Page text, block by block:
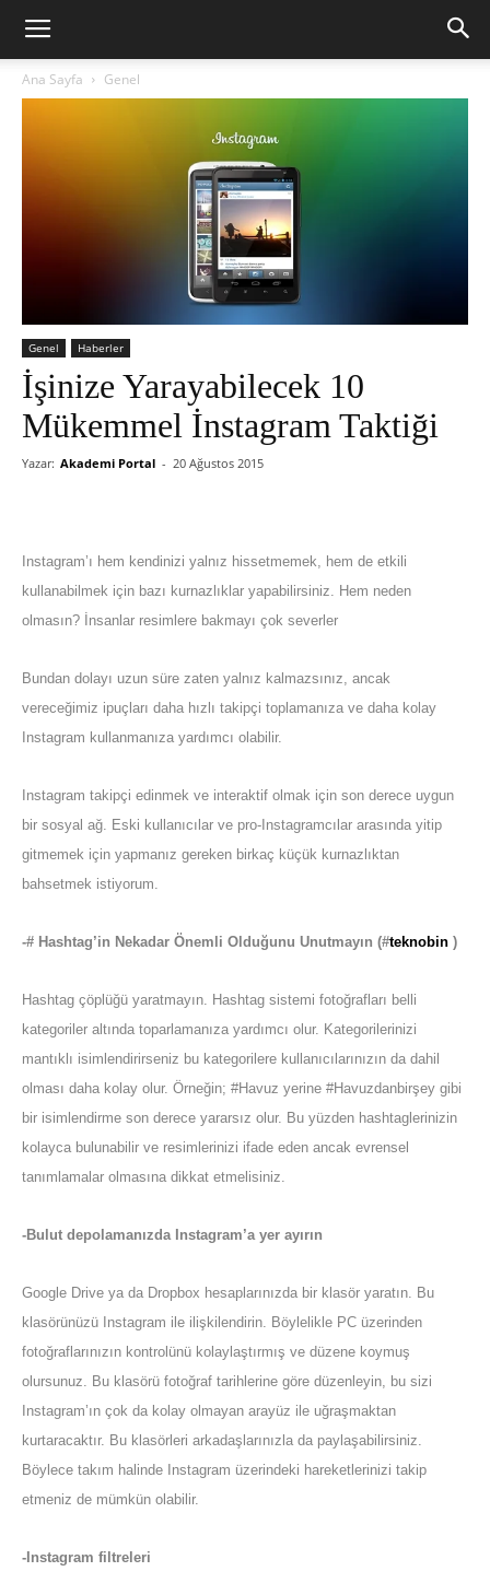
Ana Sayfa Genel
Genel Haberler
İşinize Yarayabilecek 10
Mükemmel İnstagram Taktiği
Yazar: Akademi Portal - 20 Ağustos 2015
Instagram’ı hem kendinizi yalnız hissetmemek, hem de etkili
kullanabilmek için bazı kurnazlıklar yapabilirsiniz. Hem neden
olmasın? İnsanlar resimlere bakmayı çok severler
Bundan dolayı uzun süre zaten yalnız kalmazsınız, ancak
vereceğimiz ipuçları daha hızlı takipçi toplamanıza ve daha kolay
Instagram kullanmanıza yardımcı olabilir.
Instagram takipçi edinmek ve interaktif olmak için son derece uygun
bir sosyal ağ. Eski kullanıcılar ve pro-Instagramcılar arasında yitip
gitmemek için yapmanız gereken birkaç küçük kurnazlıktan
bahsetmek istiyorum.
-# Hashtag’in Nekadar Önemli Olduğunu Unutmayın (#teknobin )
Hashtag çöplüğü yaratmayın. Hashtag sistemi fotoğrafları belli
kategoriler altında toparlamanıza yardımcı olur. Kategorilerinizi
mantıklı isimlendirirseniz bu kategorilere kullanıcılarınızın da dahil
olması daha kolay olur. Örneğin; #Havuz yerine #Havuzdanbirşey gibi
bir isimlendirme son derece yararsız olur. Bu yüzden hashtaglerinizin
kolayca bulunabilir ve resimlerinizi ifade eden ancak evrensel
tanımlamalar olmasına dikkat etmelisiniz.
-Bulut depolamanızda Instagram’a yer ayırın
Google Drive ya da Dropbox hesaplarınızda bir klasör yaratın. Bu
klasörünüzü Instagram ile ilişkilendirin. Böylelikle PC üzerinden
fotoğraflarınızın kontrolünü kolaylaştırmış ve düzene koymuş
olursunuz. Bu klasörü fotoğraf tarihlerine göre düzenleyin, bu sizi
Instagram’ın çok da kolay olmayan arayüz ile uğraşmaktan
kurtaracaktır. Bu klasörleri arkadaşlarınızla da paylaşabilirsiniz.
Böylece takım halinde Instagram üzerindeki hareketlerinizi takip
etmeniz de mümkün olabilir.
-Instagram filtreleri